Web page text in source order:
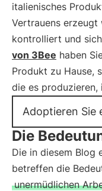
italienisches
Vertrauens
kontrolliert und
von 3Bee haben
Produkt zu Hause,
die es
Adoptieren Sie
Die
Die in diesem Blog
betreffen die
unermüdlichen